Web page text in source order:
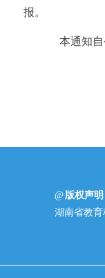
报。
本通知自公
版权声明
湖南省教育